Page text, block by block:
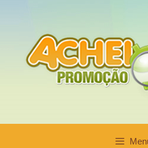
conteúdo